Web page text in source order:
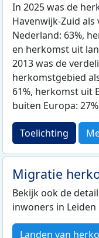
In 2025 was de
Havenwijk-Zuid
Nederland: 63%,
en herkomst uit
2013 was de
herkomstgebied
61%, herkomst uit
buiten Europa:
Toelichting
Migratie
Bekijk ook de
inwoners in Leiden
Landen van